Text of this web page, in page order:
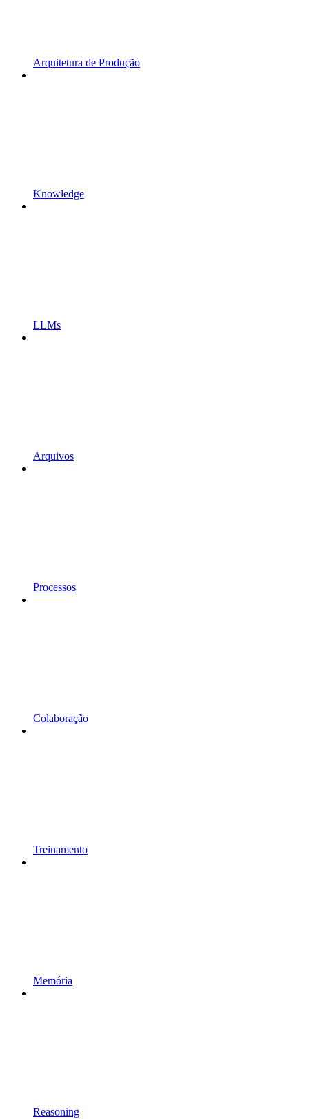
Arquitetura de Produção
Knowledge
LLMs
Arquivos
Processos
Colaboração
Treinamento
Memória
Reasoning